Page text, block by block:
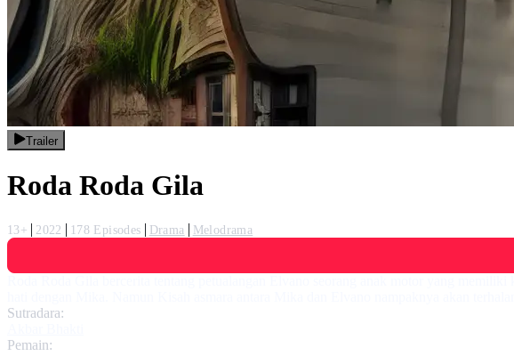
Trailer
Roda Roda Gila
13+ 2022 178 Episodes Drama
Melodrama
Sutradara:
Pemain: